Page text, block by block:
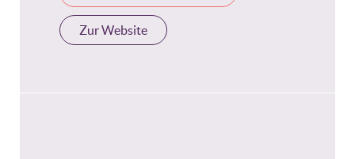
Zur Website